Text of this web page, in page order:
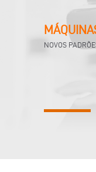
NOVOS